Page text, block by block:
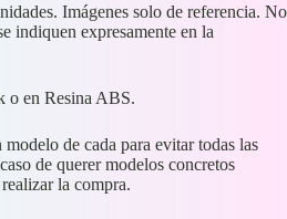
Imágenes solo de referencia. No
indiquen expresamente en la
o en Resina ABS.
de cada para evitar todas las
de querer modelos concretos
la compra.